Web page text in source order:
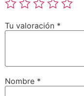
Tu valoración *
Nombre *